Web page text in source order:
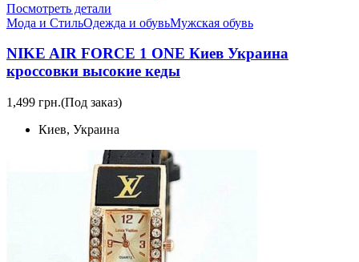
Посмотреть детали
Мода и СтильОдежда и обувьМужская обувь
NIKE AIR FORCE 1 ONE Киев Украина
кроссовки высокие кеды
1,499 грн.(Под заказ)
Киев, Украина